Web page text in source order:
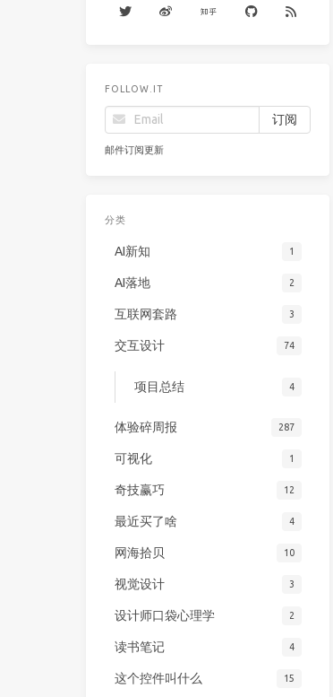
FOLLOW.IT
邮件订阅更新
分类
AI新知 1
AI落地 2
互联网套路 3
交互设计 74
项目总结 4
体验碎周报 287
可视化 1
奇技赢巧 12
最近买了啥 4
网海拾贝 10
视觉设计 3
设计师口袋心理学 2
读书笔记 4
这个控件叫什么 15